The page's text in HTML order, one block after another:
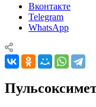
Вконтакте
Telegram
WhatsApp